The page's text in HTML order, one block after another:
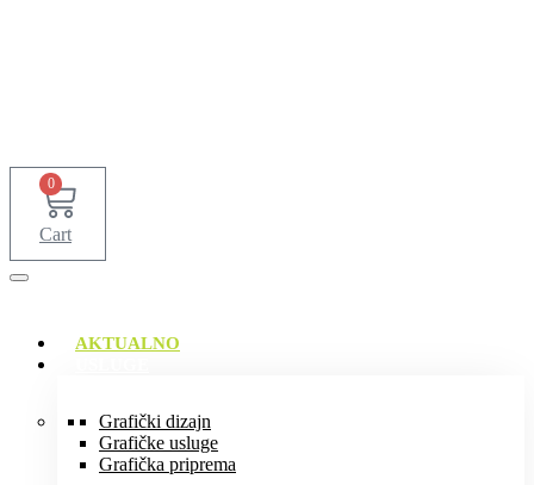
0
Cart
AKTUALNO
Grafički dizajn
Grafičke usluge
Grafička priprema